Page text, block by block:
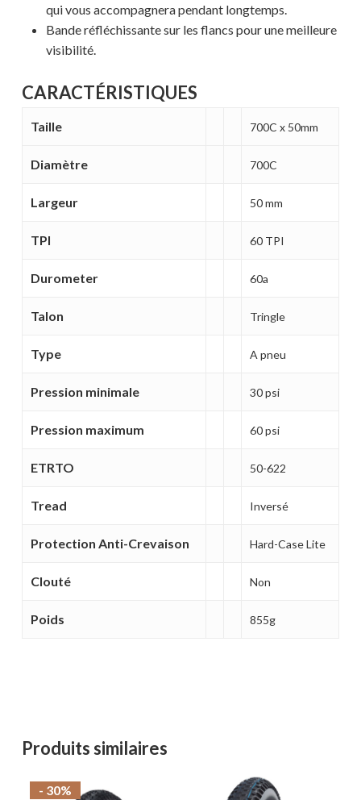
qui vous accompagnera pendant longtemps.
Bande réfléchissante sur les flancs pour une meilleure
visibilité.
CARACTÉRISTIQUES
Taille 700C x 50mm
Diamètre 700C
Largeur 50 mm
TPI 60 TPI
Durometer 60a
Talon Tringle
Type A pneu
Pression minimale 30 psi
Pression maximum 60 psi
ETRTO 50-622
Tread Inversé
Protection Anti-Crevaison Hard-Case Lite
Clouté Non
Poids 855g
Produits similaires
- 30%